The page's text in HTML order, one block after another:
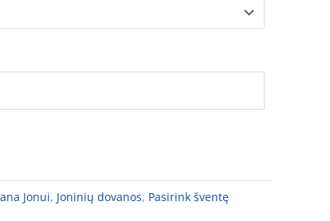
Jonui, Joninių dovanos, Pasirink šventę